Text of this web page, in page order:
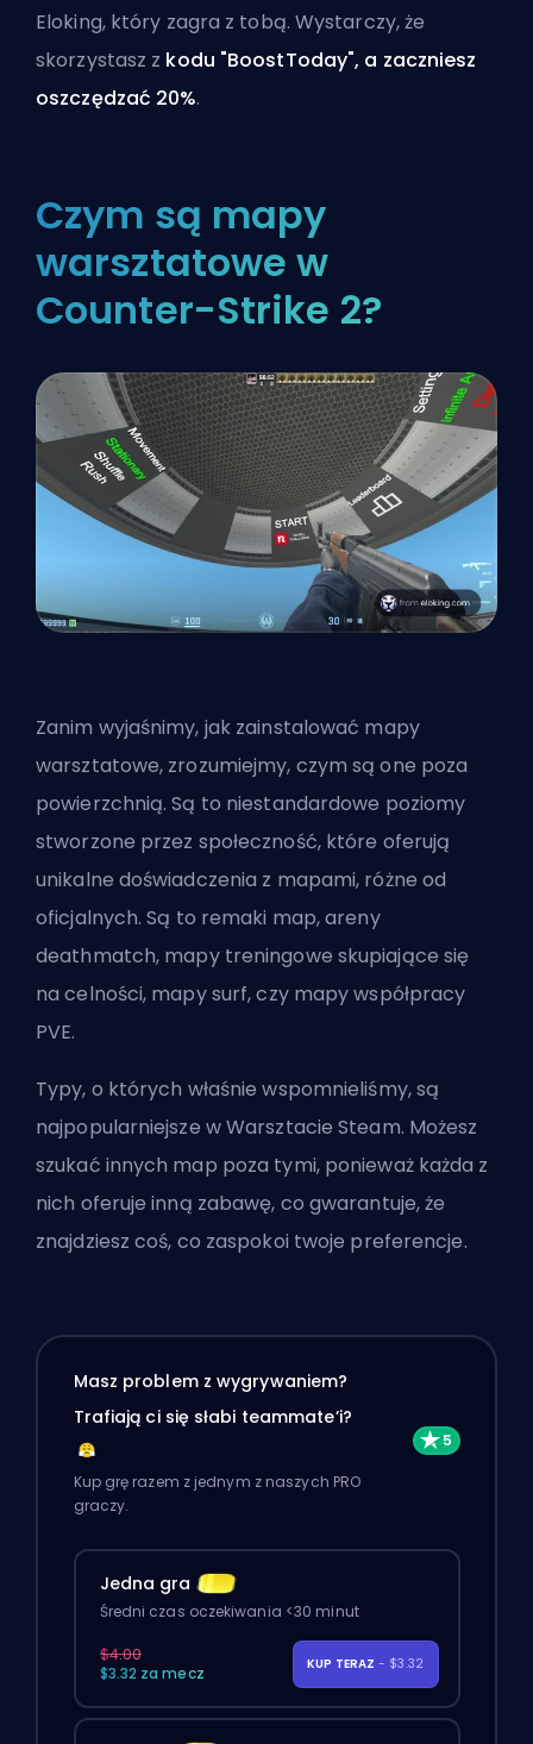
Eloking, który zagra z tobą. Wystarczy, że
skorzystasz z kodu "BoostToday", a zaczniesz
oszczędzać 20%.
Czym są mapy
warsztatowe w
Counter-Strike 2?
Zanim wyjaśnimy, jak zainstalować mapy
warsztatowe, zrozumiejmy, czym są one poza
powierzchnią. Są to niestandardowe poziomy
stworzone przez społeczność, które oferują
unikalne doświadczenia z mapami, różne od
oficjalnych. Są to remaki map, areny
deathmatch, mapy treningowe skupiające się
na celności, mapy surf, czy mapy współpracy
PVE.
Typy, o których właśnie wspomnieliśmy, są
najpopularniejsze w Warsztacie Steam. Możesz
szukać innych map poza tymi, ponieważ każda z
nich oferuje inną zabawę, co gwarantuje, że
znajdziesz coś, co zaspokoi twoje preferencje.
Masz problem z wygrywaniem?
Trafiają ci się słabi teammate’i?
Kup grę razem z jednym z naszych PRO
graczy.
Jedna gra
Średni czas oczekiwania <30 minut
$4.00
$3.32 za mecz
KUP TERAZ - $3.32